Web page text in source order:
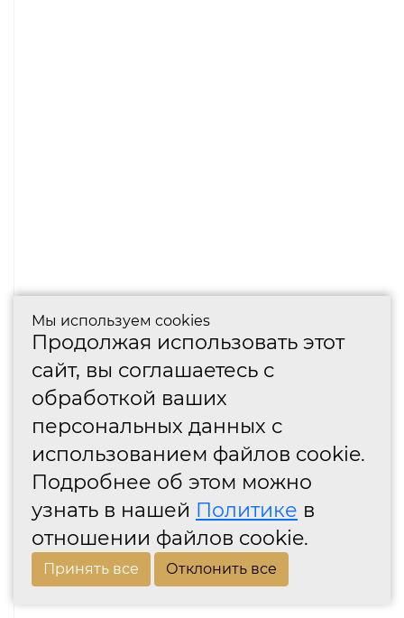
Мы используем cookies
Продолжая использовать этот
сайт, вы соглашаетесь с
обработкой ваших
персональных данных с
использованием файлов cookie.
Подробнее об этом можно
узнать в нашей Политике в
отношении файлов cookie.
Принять все Отклонить все